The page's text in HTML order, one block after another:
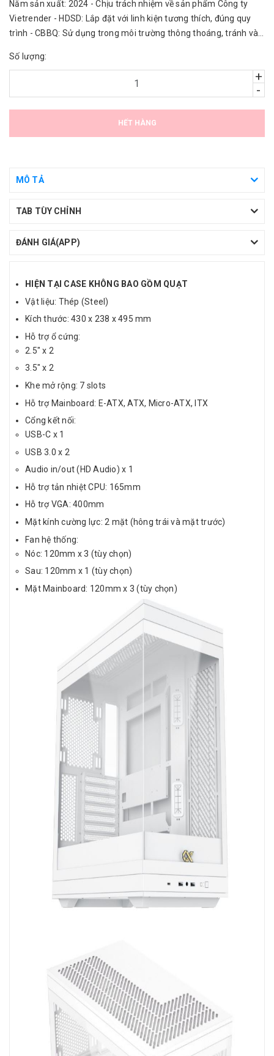
Năm sản xuất: 2024 - Chịu trách nhiệm về sản phẩm Công ty
Vietrender - HDSD: Lắp đặt với linh kiện tương thích, đúng quy
trình - CBBQ: Sử dụng trong môi trường thông thoáng, tránh vào
Số lượng:
+
-
HẾT HÀNG
MÔ TẢ
TAB TÙY CHỈNH
ĐÁNH GIÁ(APP)
HIỆN TẠI CASE KHÔNG BAO GỒM QUẠT
Vật liệu: Thép (Steel)
Kích thước: 430 x 238 x 495 mm
Hỗ trợ ổ cứng:
2.5" x 2
3.5" x 2
Khe mở rộng: 7 slots
Hỗ trợ Mainboard: E-ATX, ATX, Micro-ATX, ITX
Cổng kết nối:
USB-C x 1
USB 3.0 x 2
Audio in/out (HD Audio) x 1
Hỗ trợ tản nhiệt CPU: 165mm
Hỗ trợ VGA: 400mm
Mặt kính cường lực: 2 mặt (hông trái và mặt trước)
Fan hệ thống:
Nóc: 120mm x 3 (tùy chọn)
Sau: 120mm x 1 (tùy chọn)
Mặt Mainboard: 120mm x 3 (tùy chọn)